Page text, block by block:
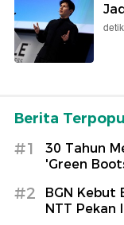
Berita
#1
30 Tahun
'Green
#2
BGN Kebut
NTT Pekan